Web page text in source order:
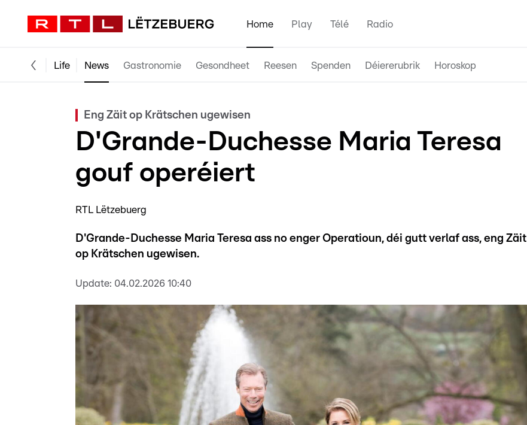
Home Play Télé Radio
Life News Gastronomie Gesondheet Reesen Spenden Déiererubrik Horoskop
Eng Zäit op Krätschen ugewisen
D'Grande-Duchesse Maria Teresa
gouf operéiert
RTL Lëtzebuerg
D'Grande-Duchesse Maria Teresa ass no enger Operatioun, déi gutt verlaf ass, eng Zäit
op Krätschen ugewisen.
Update: 04.02.2026 10:40